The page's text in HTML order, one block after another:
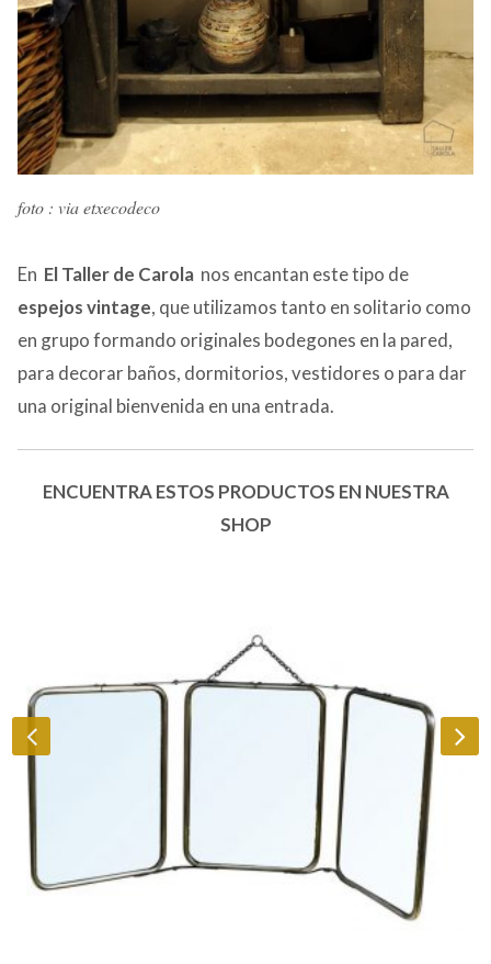
foto : via etxecodeco
En El Taller de Carola nos encantan este tipo de
espejos vintage, que utilizamos tanto en solitario como
en grupo formando originales bodegones en la pared,
para decorar baños, dormitorios, vestidores o para dar
una original bienvenida en una entrada.
ENCUENTRA ESTOS PRODUCTOS EN NUESTRA
SHOP